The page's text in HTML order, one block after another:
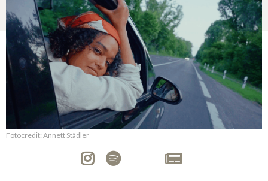
Fotocredit: Annett Städler